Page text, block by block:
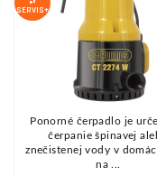
SERVIS+
Ponorné čerpadlo je
čerpanie špinavej
znečistenej vody v
na ...